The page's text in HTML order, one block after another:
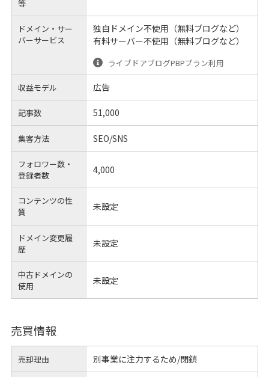
等
ドメイン・サー
バーサービス
独自ドメイン不使用（無料ブログなど）
有料サーバー不使用（無料ブログなど）
ライブドアブログPBPプラン利用
収益モデル 広告
記事数 51,000
集客方法 SEO/SNS
フォロワー数・
登録者数
4,000
コンテンツの性
質
未設定
ドメイン変更履
歴
未設定
中古ドメインの
使用
未設定
売買情報
売却理由 別事業に注力するため/閉鎖